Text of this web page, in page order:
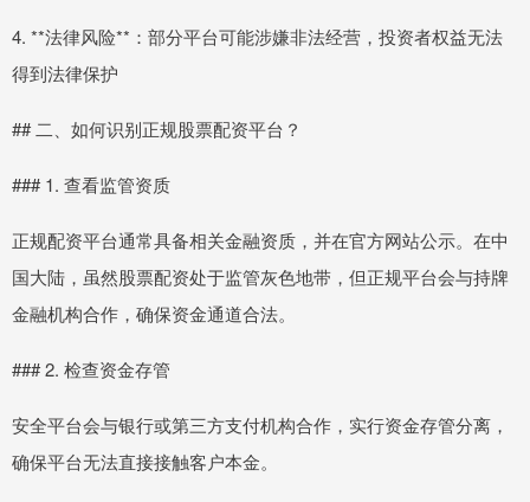
4. **法律风险**：部分平台可能涉嫌非法经营，投资者权益无法
得到法律保护
## 二、如何识别正规股票配资平台？
### 1. 查看监管资质
正规配资平台通常具备相关金融资质，并在官方网站公示。在中
国大陆，虽然股票配资处于监管灰色地带，但正规平台会与持牌
金融机构合作，确保资金通道合法。
### 2. 检查资金存管
安全平台会与银行或第三方支付机构合作，实行资金存管分离，
确保平台无法直接接触客户本金。